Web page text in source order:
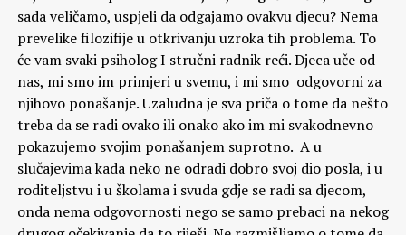
sada veličamo, uspjeli da odgajamo ovakvu djecu? Nema
prevelike filozifije u otkrivanju uzroka tih problema. To
će vam svaki psiholog I stručni radnik reći. Djeca uče od
nas, mi smo im primjeri u svemu, i mi smo odgovorni za
njihovo ponašanje. Uzaludna je sva priča o tome da nešto
treba da se radi ovako ili onako ako im mi svakodnevno
pokazujemo svojim ponašanjem suprotno. A u
slučajevima kada neko ne odradi dobro svoj dio posla, i u
roditeljstvu i u školama i svuda gdje se radi sa djecom,
onda nema odgovornosti nego se samo prebaci na nekog